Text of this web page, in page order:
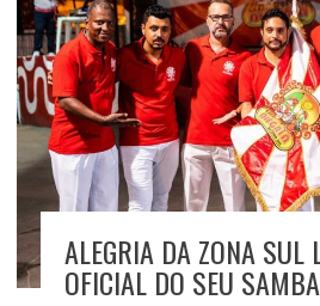
ALEGRIA DA ZONA SUL
OFICIAL DO SEU